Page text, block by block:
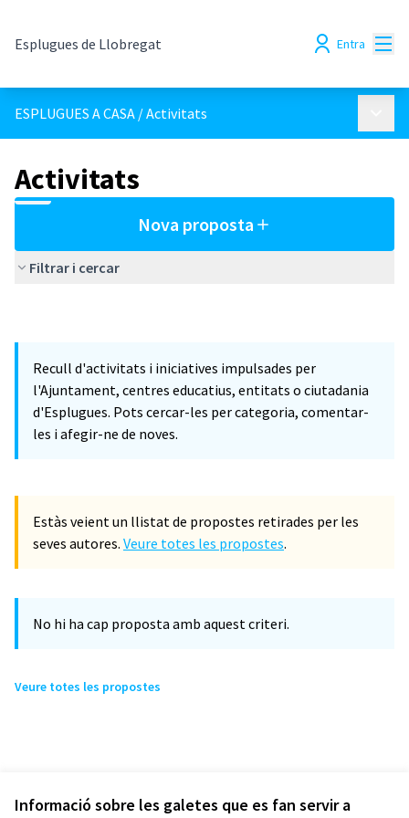
Informació sobre les galetes que es fan servir a
Esplugues de Llobregat Entra
ESPLUGUES A CASA /Activitats
Activitats
Nova proposta
Filtrar i cercar
Recull d'activitats i iniciatives impulsades per
l'Ajuntament, centres educatius, entitats o ciutadania
d'Esplugues. Pots cercar-les per categoria, comentar-
les i afegir-ne de noves.
Estàs veient un llistat de propostes retirades per les
seves autores. Veure totes les propostes.
No hi ha cap proposta amb aquest criteri.
Veure totes les propostes